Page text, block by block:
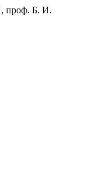
проф. Б. И.